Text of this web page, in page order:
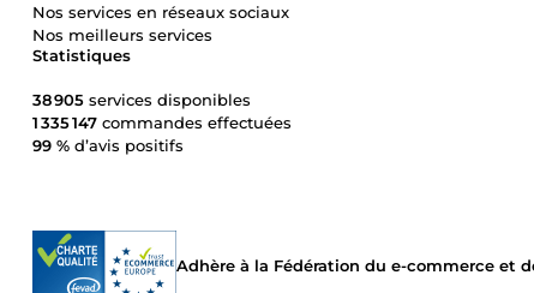
Statistiques
38 905 services disponibles
1 335 147 commandes effectuées
99 % d’avis positifs
Nos services en réseaux sociaux
Nos meilleurs services
Adhère à la Fédération du e-commerce et